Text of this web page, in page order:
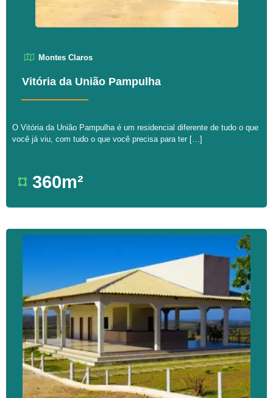
Montes Claros
Vitória da União Pampulha
O Vitória da União Pampulha é um residencial diferente de tudo o que
você já viu, com tudo o que você precisa para ter […]
360m²